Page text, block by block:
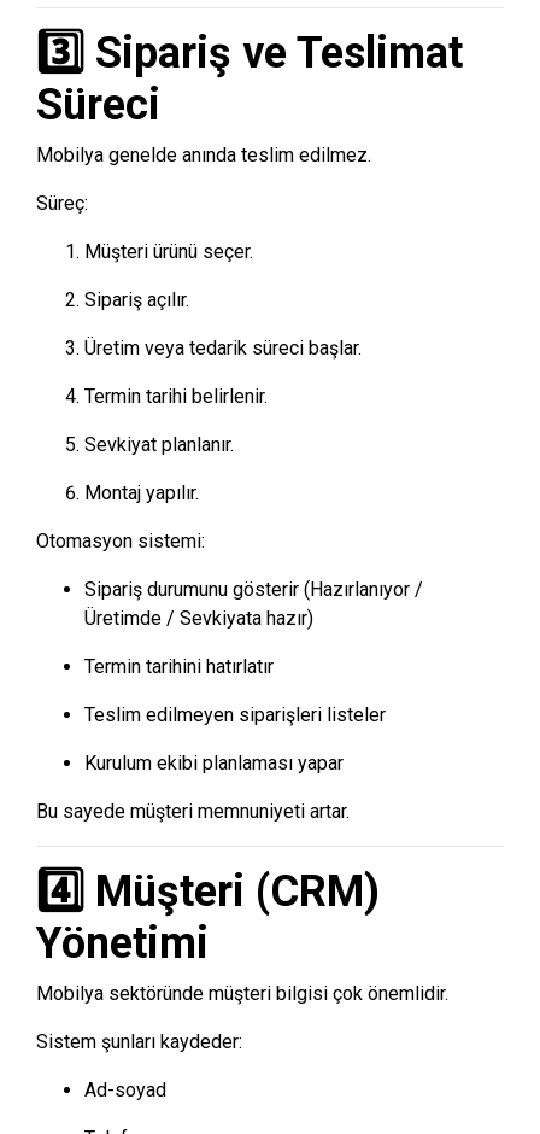
3️⃣ Sipariş ve Teslimat
Süreci
Mobilya genelde anında teslim edilmez.
Süreç:
Müşteri ürünü seçer.
Sipariş açılır.
Üretim veya tedarik süreci başlar.
Termin tarihi belirlenir.
Sevkiyat planlanır.
Montaj yapılır.
Otomasyon sistemi:
Sipariş durumunu gösterir (Hazırlanıyor /
Üretimde / Sevkiyata hazır)
Termin tarihini hatırlatır
Teslim edilmeyen siparişleri listeler
Kurulum ekibi planlaması yapar
Bu sayede müşteri memnuniyeti artar.
4️⃣ Müşteri (CRM)
Yönetimi
Mobilya sektöründe müşteri bilgisi çok önemlidir.
Sistem şunları kaydeder:
Ad-soyad